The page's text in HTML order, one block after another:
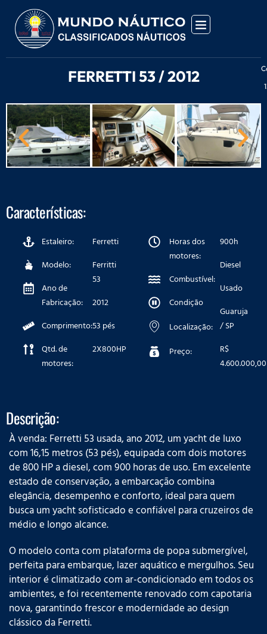
FERRETTI 53 / 2012
Características:
Estaleiro:
Modelo:
Ano de
Fabricação:
Comprimento:
Qtd. de
motores:
Ferretti
Ferritti
53
2012
53 pés
2X800HP
Horas dos
motores:
Combustível:
Condição
Localização:
Preço:
900h
Diesel
Usado
Guaruja
/ SP
R$
4.600.000,00
Descrição:
À venda: Ferretti 53 usada, ano 2012, um yacht de luxo
com 16,15 metros (53 pés), equipada com dois motores
de 800 HP a diesel, com 900 horas de uso. Em excelente
estado de conservação, a embarcação combina
elegância, desempenho e conforto, ideal para quem
busca um yacht sofisticado e confiável para cruzeiros de
médio e longo alcance.
O modelo conta com plataforma de popa submergível,
perfeita para embarque, lazer aquático e mergulhos. Seu
interior é climatizado com ar-condicionado em todos os
ambientes, e foi recentemente renovado com capotaria
nova, garantindo frescor e modernidade ao design
clássico da Ferretti.